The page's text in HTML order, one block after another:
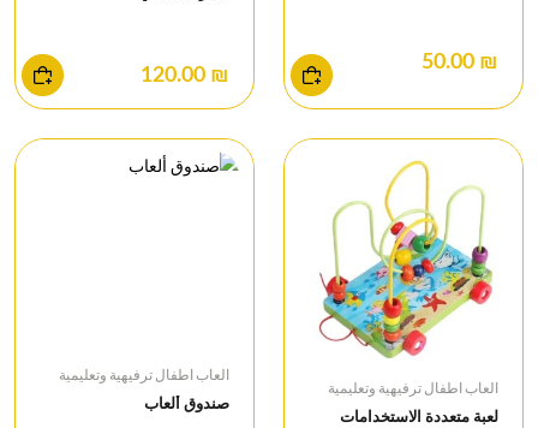
₪ 50.00
₪ 120.00
العاب اطفال ترفيهية وتعليمية
لعبة متعددة الاستخدامات
العاب اطفال ترفيهية وتعليمية
صندوق ألعاب